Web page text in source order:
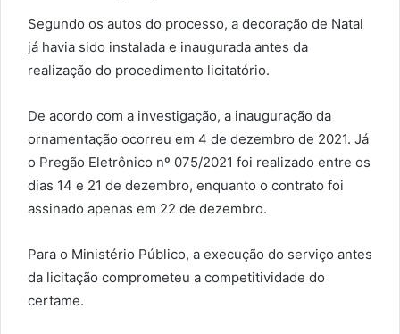
Segundo os autos do processo, a decoração de Natal
já havia sido instalada e inaugurada antes da
realização do procedimento licitatório.
De acordo com a investigação, a inauguração da
ornamentação ocorreu em 4 de dezembro de 2021. Já
o Pregão Eletrônico nº 075/2021 foi realizado entre os
dias 14 e 21 de dezembro, enquanto o contrato foi
assinado apenas em 22 de dezembro.
Para o Ministério Público, a execução do serviço antes
da licitação comprometeu a competitividade do
certame.